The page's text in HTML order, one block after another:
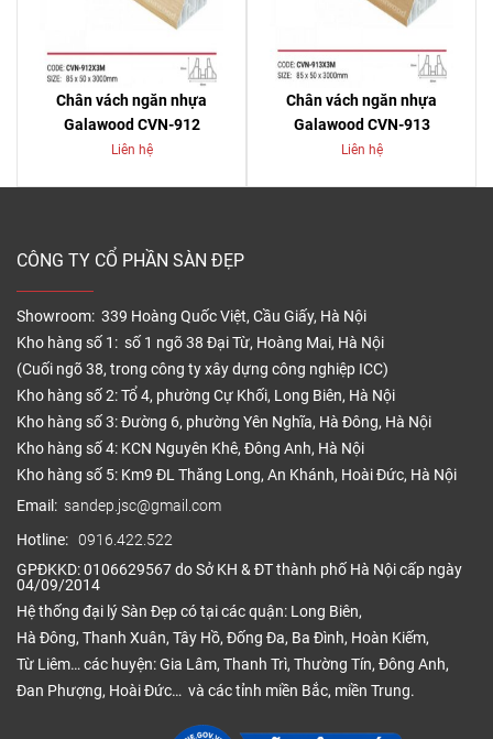
Chân vách ngăn nhựa
Galawood CVN-912
Liên hệ
Chân vách ngăn nhựa
Galawood CVN-913
Liên hệ
CÔNG TY CỔ PHẦN SÀN ĐẸP
Showroom: 339 Hoàng Quốc Việt, Cầu Giấy, Hà Nội
Kho hàng số 1: số 1 ngõ 38 Đại Từ, Hoàng Mai, Hà Nội
(Cuối ngõ 38, trong công ty xây dựng công nghiệp ICC)
Kho hàng số 2: Tổ 4, phường Cự Khối, Long Biên, Hà Nội
Kho hàng số 3: Đường 6, phường Yên Nghĩa, Hà Đông, Hà Nội
Kho hàng số 4: KCN Nguyên Khê, Đông Anh, Hà Nội
Kho hàng số 5: Km9 ĐL Thăng Long, An Khánh, Hoài Đức, Hà Nội
Email: sandep.jsc@gmail.com
Hotline: 0916.422.522
GPĐKKD: 0106629567 do Sở KH & ĐT thành phố Hà Nội cấp ngày
04/09/2014
Hệ thống đại lý Sàn Đẹp có tại các quận: Long Biên,
Hà Đông, Thanh Xuân, Tây Hồ, Đống Đa, Ba Đình, Hoàn Kiếm,
Từ Liêm… các huyện: Gia Lâm, Thanh Trì, Thường Tín, Đông Anh,
Đan Phượng, Hoài Đức… và các tỉnh miền Bắc, miền Trung.